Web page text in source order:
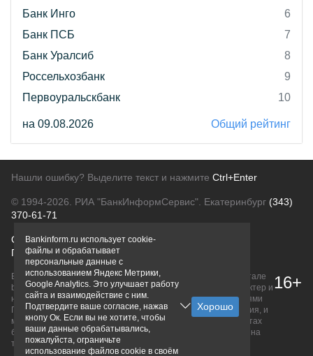
Банк Инго
6
Банк ПСБ
7
Банк Уралсиб
8
Россельхозбанк
9
Первоуральскбанк
10
на 09.08.2026 Общий рейтинг
Нашли ошибку? Выделите текст и нажмите Ctrl+Enter
© 1994-2026. РИА "БанкИнформСервис". Екатеринбург (343)
370-61-71
О проектеПолитика конфиденциальности
Правовая информацияДля рекламодателей
Вся информация о продуктах банков, размещенная на портале
bankinform.ru, носит исключительно ознакомительный характер и
не является публичной офертой, определяемой положениями
ГК РФ. Информация не содержит точного и полного описания, и
может быть изменена. Конечные условия уточняйте на сайтах
банков или при личном обращении. Исключительное право на
товарные знаки принадлежит их правообладателям.
16+
Bankinform.ru использует cookie-
файлы и обрабатывает
персональные данные с
использованием Яндекс Метрики,
Google Analytics. Это улучшает работу
сайта и взаимодействие с ним.
Подтвердите ваше согласие, нажав
кнопу Ок. Если вы не хотите, чтобы
ваши данные обрабатывались,
пожалуйста, ограничьте
использование файлов cookie в своём